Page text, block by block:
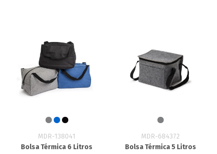
MDR-138041
Bolsa Térmica 6 Litros
MDR-684372
Bolsa Térmica 5 Litros